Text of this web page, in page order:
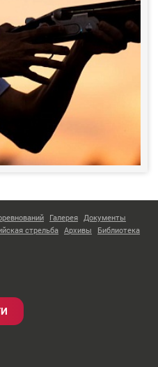
Галерея Документы
стрельба Архивы Библиотека